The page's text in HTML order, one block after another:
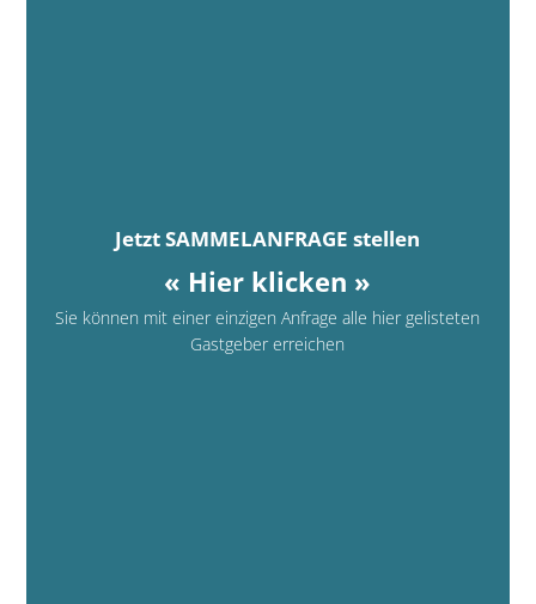
Jetzt SAMMELANFRAGE stellen
« Hier klicken »
Sie können mit einer einzigen Anfrage alle hier gelisteten
Gastgeber erreichen